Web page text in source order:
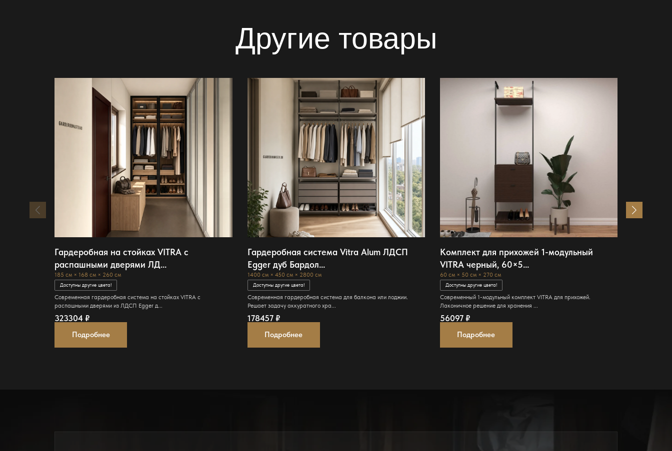
Другие товары
Гардеробная на стойках VITRA с
распашными дверями ЛД...
185 см × 168 см × 260 см
Доступны другие цвета!
Современная гардеробная система на стойках VITRA с
распашными дверями из ЛДСП Egger д...
323304₽
Подробнее
Гардеробная система Vitra Alum ЛДСП
Egger дуб Бардол...
1400 см × 450 см × 2800 см
Доступны другие цвета!
Современная гардеробная система для балкона или лоджии.
Решает задачу аккуратного хра...
178457 ₽
Подробнее
Комплект для прихожей 1-модульный
VITRA черный, 60×5...
60 см × 50 см × 270 см
Доступны другие цвета!
Современный 1-модульный комплект VITRA для прихожей.
Лаконичное решение для хранения ...
56097 ₽
Подробнее